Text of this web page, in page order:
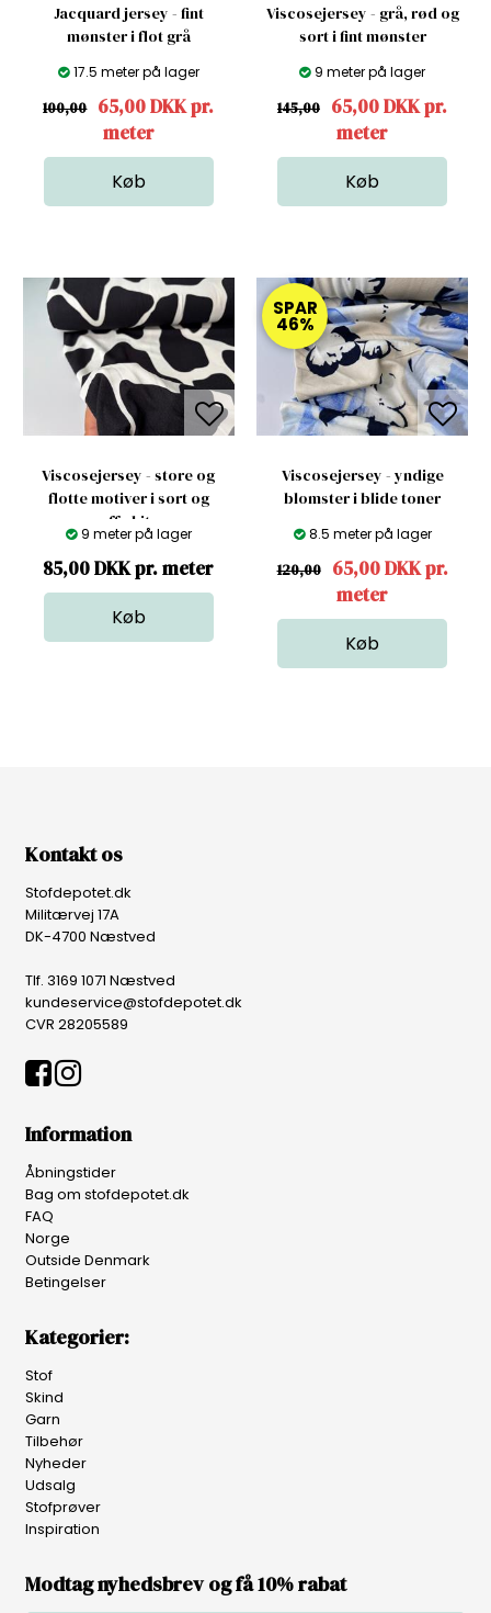
Jacquard jersey - fint
mønster i flot grå
17.5 meter på lager
100,00
65,00 DKK pr.
meter
Viscosejersey - grå, rød og
sort i fint mønster
9 meter på lager
145,00
65,00 DKK pr.
meter
Viscosejersey - store og
flotte motiver i sort og
offwhite
9 meter på lager
85,00 DKK pr. meter
SPAR
46%
Viscosejersey - yndige
blomster i blide toner
8.5 meter på lager
120,00
65,00 DKK pr.
meter
Kontakt os
Stofdepotet.dk
Militærvej 17A
DK-4700 Næstved
Tlf. 3169 1071 Næstved
kundeservice@stofdepotet.dk
CVR 28205589
Information
Åbningstider
Bag om stofdepotet.dk
FAQ
Norge
Outside Denmark
Betingelser
Kategorier:
Stof
Skind
Garn
Tilbehør
Nyheder
Udsalg
Stofprøver
Inspiration
Modtag nyhedsbrev og få 10% rabat